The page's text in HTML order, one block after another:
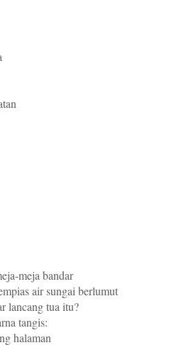
meja bandar
air sungai berlumut
lancang tua itu?
tangis:
halaman